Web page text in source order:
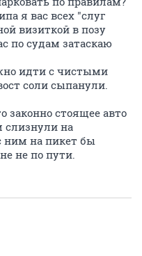
я вас всех "слуг
визиткой в позу
по судам затаскаю
идти с чистыми
соли сыпанули.
законно стоящее авто
слизнули на
ним на пикет бы
не по пути.